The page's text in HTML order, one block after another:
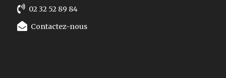
02 32 52 89 84
Contactez-nous